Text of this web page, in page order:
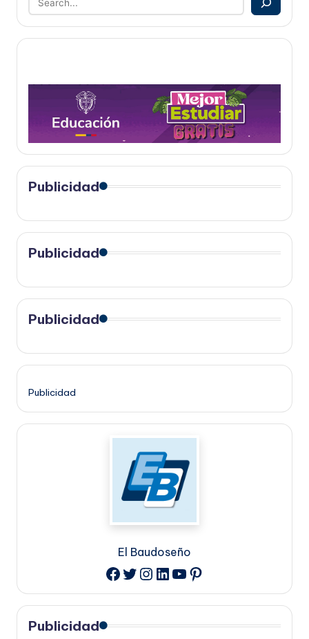
Publicidad
Publicidad
Publicidad
Publicidad
El Baudoseño
Facebook
Twitter
Instagram
LinkedIn
YouTube
Pinterest
Publicidad